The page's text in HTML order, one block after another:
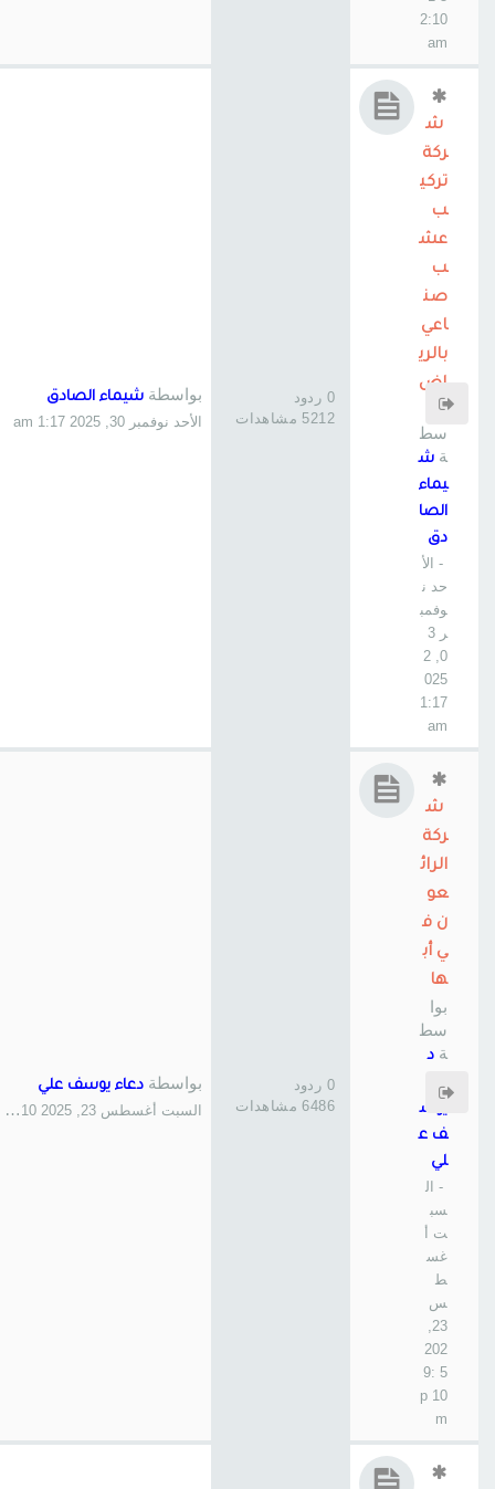
2:10
am
ش
ركة
تركي
ب
عش
ب
صن
اعي
بالري
اض
بوا
سط
ة ش
يماء
الصا
دق
- الأ
حد ن
وفمب
ر 3
0, 2
025
1:17
am
0 ردود
5212 مشاهدات
بواسطة شيماء الصادق
الأحد نوفمبر 30, 2025 1:17 am
ش
ركة
الرائ
عو
ن ف
ي أب
ها
بوا
سط
ة د
عاء
يوس
ف ع
لي
- ال
سب
ت أ
غس
ط
س
23,
202
5 9:
10 p
m
0 ردود
6486 مشاهدات
بواسطة دعاء يوسف علي
السبت أغسطس 23, 2025 9:10 pm